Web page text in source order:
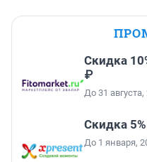
Скидка
₽
До 31 августа,
Скидка
До 1 января,